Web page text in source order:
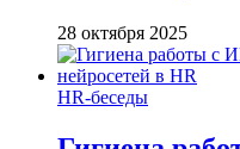
28 октября 2025
HR-беседы